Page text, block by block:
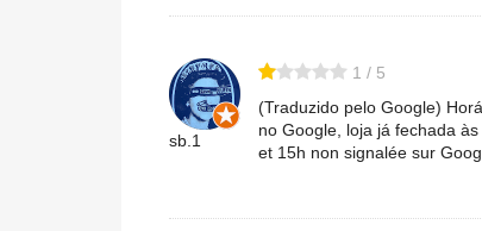
sb.1
1 / 5
(Traduzido pelo Google)
no Google, loja já fechada
et 15h non signalée sur